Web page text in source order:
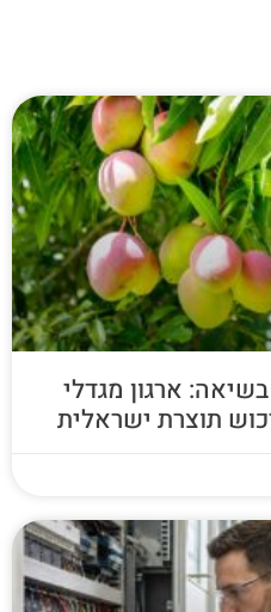
ארגון מגדלי
תוצרת ישראלית